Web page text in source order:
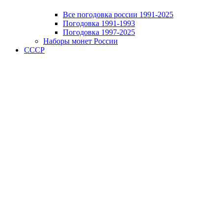
Все погодовка россии 1991-2025
Погодовка 1991-1993
Погодовка 1997-2025
Наборы монет России
СССР